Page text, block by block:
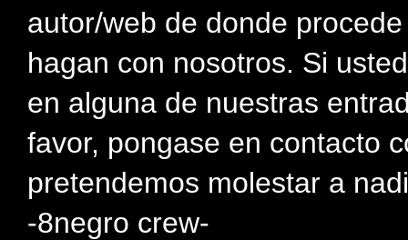
autor/web de donde
hagan con nosotros. Si
en alguna de nuestras
favor, pongase en contacto
pretendemos molestar a
-8negro crew-